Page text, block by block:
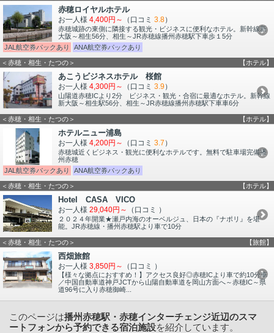
赤穂ロイヤルホテル
お一人様 4,400円～ （口コミ 3.8）
赤穂城跡の東側に隣接する観光・ビジネスに便利なホテル。新幹線新
大阪～相生56分、相生～JR赤穂線播州赤穂駅下車歩１5分
JAL航空券パックあり
ANA航空券パックあり
＜赤穂・相生・たつの＞ 【ホテル】
あこうビジネスホテル 桜館
お一人様 4,300円～ （口コミ 3.9）
山陽道赤穂ICより2分 ビジネス・観光・合宿に最適なホテル。新幹線
新大阪～相生駅56分、相生～JR赤穂線播州赤穂駅下車車6分
＜赤穂・相生・たつの＞ 【ホテル】
ホテルニュー浦島
お一人様 4,200円～ （口コミ 3.7 ）
赤穂城近くビジネス・観光に便利なホテルです。無料で駐車場完備播
州赤穂
JAL航空券パックあり
ANA航空券パックあり
＜赤穂・相生・たつの＞ 【ホテル】
Hotel CASA VICO
お一人様 29,040円～ （口コミ ）
２０２４年開業★瀬戸内海のオーベルジュ、日本の『ナポリ』を堪
能。JR赤穂線・播州赤穂駅より車で10分
＜赤穂・相生・たつの＞ 【旅館】
西畑旅館
お一人様 3,850円～ （口コミ ）
【様々な拠点におすすめ！】アクセス良好◎赤穂ICより車で約10分車
／中国自動車道神戸JCTから山陽自動車道を岡山方面へ～赤穂IC～県
道96号に入り赤穂御崎...
このページは播州赤穂駅・赤穂インターチェンジ近辺のスマ
ートフォンから予約できる宿泊施設を紹介しています。